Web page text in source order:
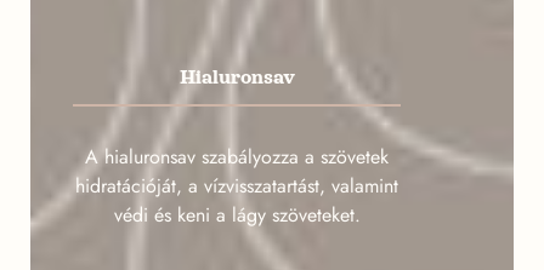
Hialuronsav
A hialuronsav szabályozza a szövetek
hidratációját, a vízvisszatartást, valamint
védi és keni a lágy szöveteket.